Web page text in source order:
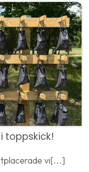
toppskick!
vi[...]